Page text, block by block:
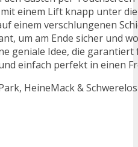
einem Lift knapp unter
einem verschlungenen
um am Ende sicher und
geniale Idee, die
einfach perfekt in einen
HeineMack &